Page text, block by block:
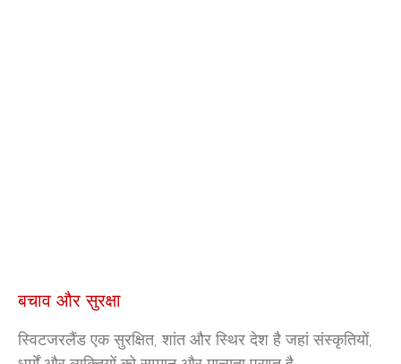
बचाव और सुरक्षा
स्विटजरलैंड एक सुरक्षित, शांत और स्थिर देश है जहां संस्कृतियों,